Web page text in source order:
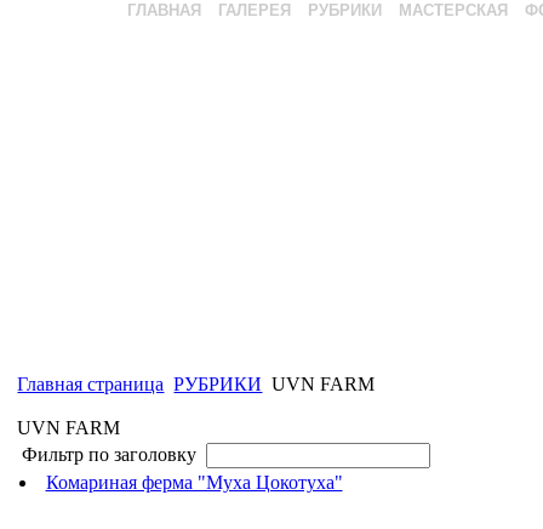
ГЛАВНАЯ ГАЛЕРЕЯ РУБРИКИ МАСТЕРСКАЯ
Главная страница РУБРИКИ UVN FARM
UVN FARM
Фильтр по заголовку
Комариная ферма "Муха Цокотуха"